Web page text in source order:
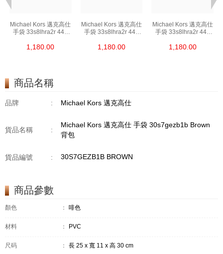
Michael Kors 邁克高仕
手袋 33s8lhra2r 449
1,180.00
Michael Kors 邁克高仕
手袋 33s8lhra2r 449
1,180.00
Michael Kors 邁克高仕
手袋 33s8lhra2r 449
1,180.00
商品名稱
品牌 : Michael Kors 邁克高仕
貨品名稱 :
Michael Kors 邁克高仕 手袋 30s7gezb1b Brown
背包
貨品編號 : 30S7GEZB1B BROWN
商品參數
顏色 ： 啡色
材料 ： PVC
尺码 ： 長 25 x 寬 11 x 高 30 cm